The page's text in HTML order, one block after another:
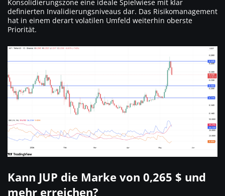
Konsolidierungszone eine ideale Spielwiese mit klar
definierten Invalidierungsniveaus dar. Das Risikomanagement
hat in einem derart volatilen Umfeld weiterhin oberste
Priorität.
Kann JUP die Marke von 0,265 $ und
mehr erreichen?